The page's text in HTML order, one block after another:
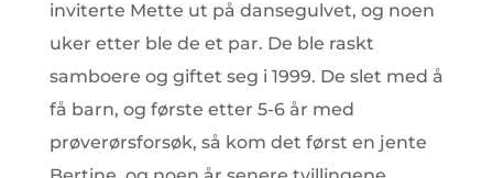
inviterte Mette ut på dansegulvet, og noen
uker etter ble de et par. De ble raskt
samboere og giftet seg i 1999. De slet med å
få barn, og første etter 5-6 år med
prøverørsforsøk, så kom det først en jente